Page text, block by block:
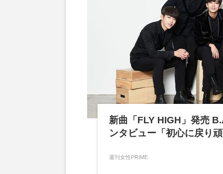
新曲「FLY HIGH」発売
ンタビュー「初心に戻り
週刊女性PRIME